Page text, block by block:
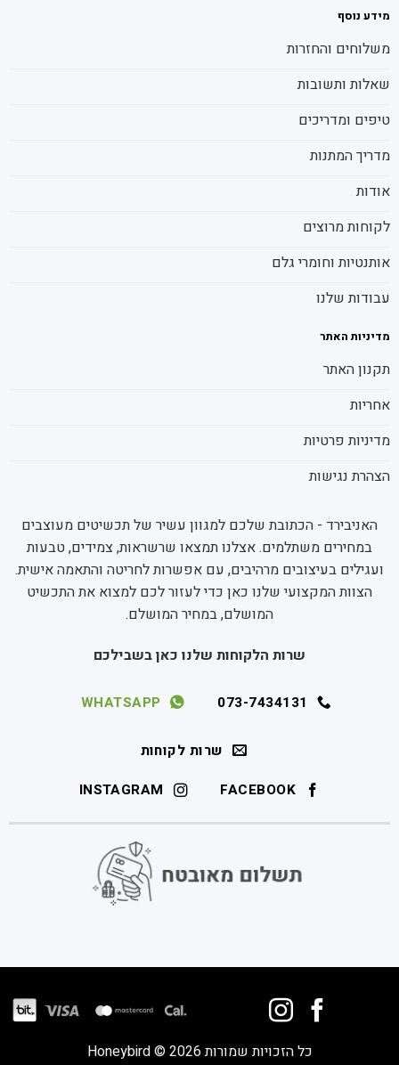
מידע נוסף
משלוחים והחזרות
שאלות ותשובות
טיפים ומדריכים
מדריך המתנות
אודות
לקוחות מרוצים
אותנטיות וחומרי גלם
עבודות שלנו
מדיניות האתר
תקנון האתר
אחריות
מדיניות פרטיות
הצהרת נגישות
האניבירד - הכתובת שלכם למגוון עשיר של תכשיטים מעוצבים
במחירים משתלמים. אצלנו תמצאו שרשראות, צמידים, טבעות
ועגילים בעיצובים מרהיבים, עם אפשרות לחריטה והתאמה אישית.
הצוות המקצועי שלנו כאן כדי לעזור לכם למצוא את התכשיט
המושלם, במחיר המושלם.
שרות הלקוחות שלנו כאן בשבילכם
073-7434131
WHATSAPP
שרות לקוחות
FACEBOOK
INSTAGRAM
כל הזכויות שמורות 2026 © Honeybird